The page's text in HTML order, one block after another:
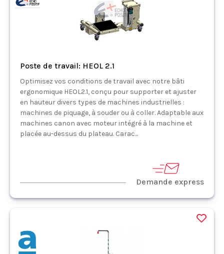
Poste de travail: HEOL 2.1
Optimisez vos conditions de travail avec notre bâti
ergonomique HEOL2.1, conçu pour supporter et ajuster
en hauteur divers types de machines industrielles :
machines de piquage, à souder ou à coller. Adaptable aux
machines canon avec moteur intégré à la machine et
placée au-dessus du plateau. Carac...
Demande express